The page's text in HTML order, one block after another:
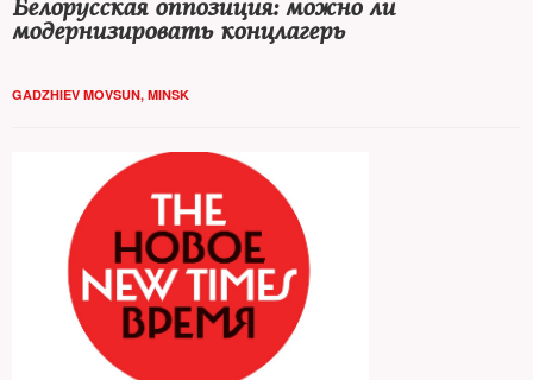
Белорусская оппозиция: можно ли
модернизировать концлагерь
GADZHIEV MOVSUN, MINSK